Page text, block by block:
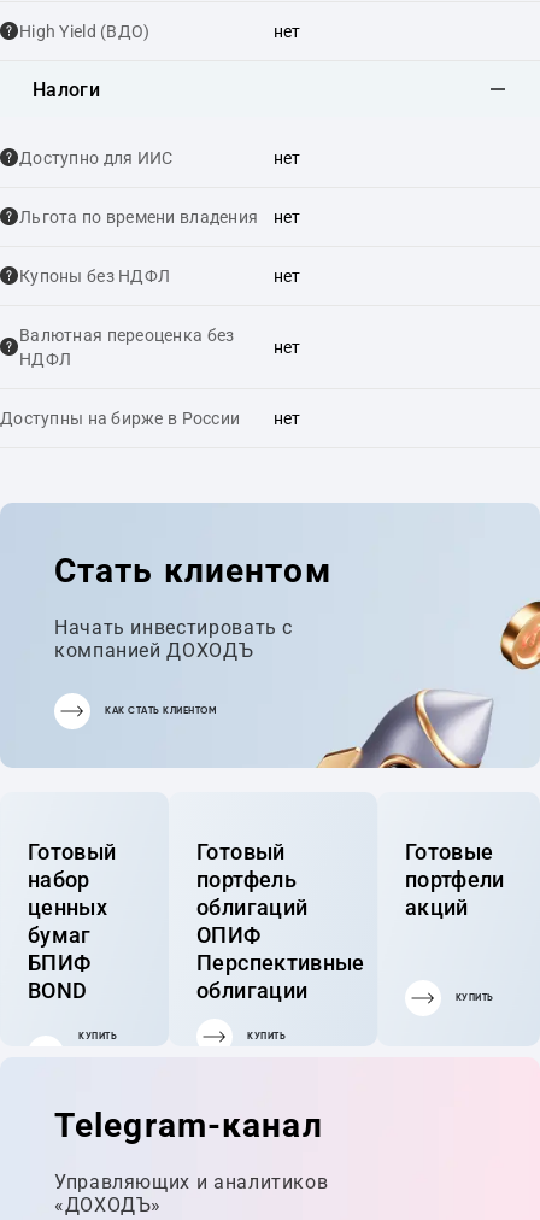
High Yield (ВДО) нет
Налоги
Доступно для ИИС нет
Льгота по времени владения нет
Купоны без НДФЛ нет
Валютная переоценка без
НДФЛ
нет
Доступны на бирже в России нет
Стать клиентом
Начать инвестировать с
компанией ДОХОДЪ
КАК СТАТЬ КЛИЕНТОМ
Готовый
набор
ценных
бумаг
БПИФ
BOND
КУПИТЬ
Готовый
портфель
облигаций
ОПИФ
Перспективные
облигации
КУПИТЬ
Готовые
портфели
акций
КУПИТЬ
Telegram-канал
Управляющих и аналитиков
«ДОХОДЪ»